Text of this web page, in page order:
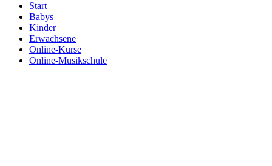
Start
Babys
Kinder
Erwachsene
Online-Kurse
Online-Musikschule